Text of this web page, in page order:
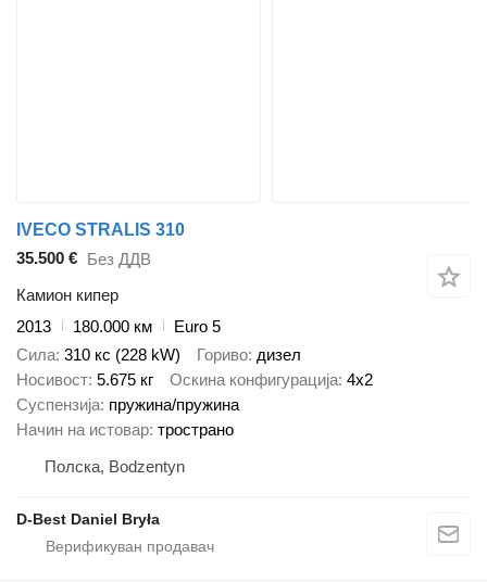
IVECO STRALIS 310
35.500 € Без ДДВ
Камион кипер
2013
180.000 км
Euro 5
Сила 310 кс (228 kW) Гориво дизел
Носивост 5.675 кг Оскина конфигурација 4x2
Суспензија пружина/пружина
Начин на истовар тространо
Полска, Bodzentyn
D-Best Daniel Bryła